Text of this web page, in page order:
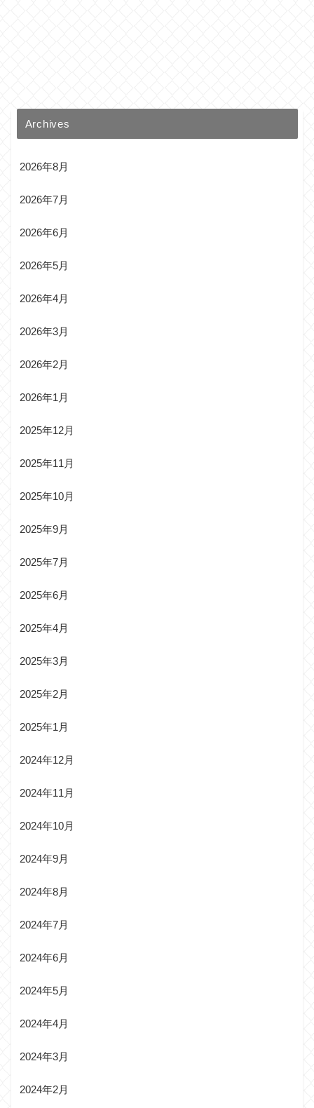
Archives
2026年8月
2026年7月
2026年6月
2026年5月
2026年4月
2026年3月
2026年2月
2026年1月
2025年12月
2025年11月
2025年10月
2025年9月
2025年7月
2025年6月
2025年4月
2025年3月
2025年2月
2025年1月
2024年12月
2024年11月
2024年10月
2024年9月
2024年8月
2024年7月
2024年6月
2024年5月
2024年4月
2024年3月
2024年2月